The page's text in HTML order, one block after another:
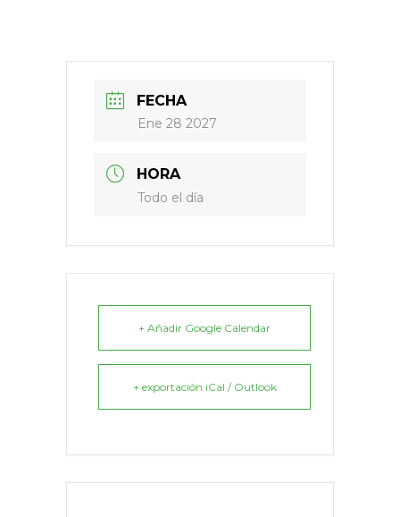
FECHA
Ene 28 2027
HORA
Todo el día
+ Añadir Google Calendar
+ exportación iCal / Outlook